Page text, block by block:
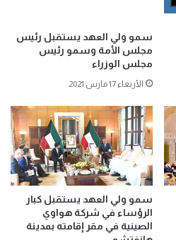
سمو ولي العهد يستقبل رئيس
مجلس الأمة وسمو رئيس
مجلس الوزراء
الأربعاء 17 مارس 2021
سمو ولي العهد يستقبل كبار
الرؤساء في شركة هواوي
الصينية في مقر إقامته بمدينة